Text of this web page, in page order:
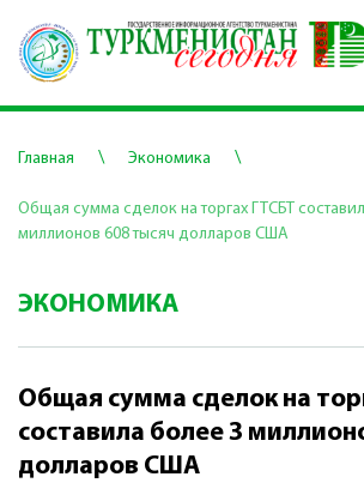
Главная \ Экономика \
Общая сумма сделок на торгах ГТСБТ
миллионов 608 тысяч долларов США
ЭКОНОМИКА
Общая сумма сделок на
составила более 3
долларов США